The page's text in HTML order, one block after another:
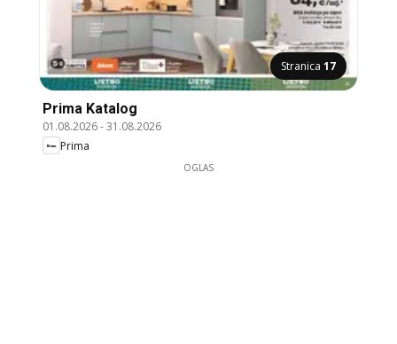
Stranica 17
Prima Katalog
01.08.2026-31.08.2026
Prima
OGLAS